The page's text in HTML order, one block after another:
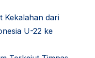
Kekalahan dari
U-22 ke